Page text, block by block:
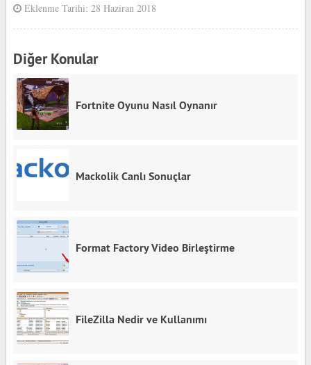
Eklenme Tarihi: 28 Haziran 2018
Diğer Konular
Fortnite Oyunu Nasıl Oynanır
Mackolik Canlı Sonuçlar
Format Factory Video Birleştirme
FileZilla Nedir ve Kullanımı